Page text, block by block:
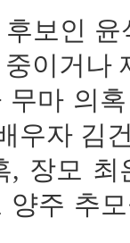
보인
중이거
무마 의
우자
, 장모
주 추